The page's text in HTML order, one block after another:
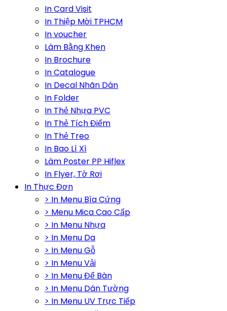
In Card Visit
In Thiệp Mời TPHCM
In voucher
Làm Bằng Khen
In Brochure
In Catalogue
In Decal Nhãn Dán
In Folder
In Thẻ Nhựa PVC
In Thẻ Tích Điểm
In Thẻ Treo
In Bao Lì Xì
Làm Poster PP Hiflex
In Flyer, Tờ Rơi
In Thực Đơn
> In Menu Bìa Cứng
> Menu Mica Cao Cấp
> In Menu Nhựa
> In Menu Da
> In Menu Gỗ
> In Menu Vải
> In Menu Để Bàn
> In Menu Dán Tường
> In Menu UV Trực Tiếp